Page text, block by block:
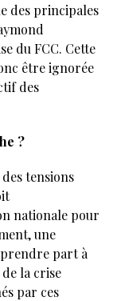
des principales
du FCC. Cette
être ignorée
des
?
tensions
nationale pour
une
part à
la crise
par ces